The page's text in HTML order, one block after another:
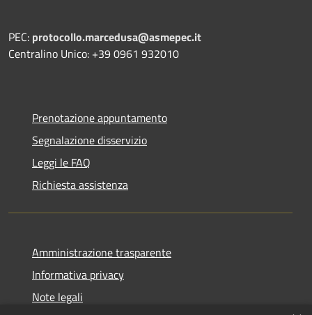
PEC: protocollo.marcedusa@asmepec.it
Centralino Unico: +39 0961 932010
Prenotazione appuntamento
Segnalazione disservizio
Leggi le FAQ
Richiesta assistenza
Amministrazione trasparente
Informativa privacy
Note legali